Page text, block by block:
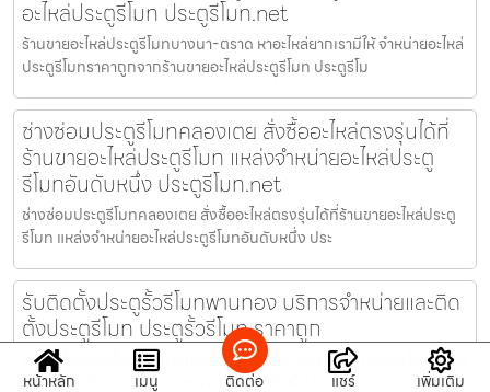
อะไหล่ประตูรีโมท ประตูรีโมท.net
ร้านขายอะไหล่ประตูรีโมทบางนา-ตราด หาอะไหล่ยากเรามีให้ จำหน่ายอะไหล่
ประตูรีโมทราคาถูกจากร้านขายอะไหล่ประตูรีโมท ประตูรีโม
ช่างซ่อมประตูรีโมทคลองเตย สั่งซื้ออะไหล่ตรงรุ่นได้ที่
ร้านขายอะไหล่ประตูรีโมท แหล่งจำหน่ายอะไหล่ประตู
รีโมทอันดับหนึ่ง ประตูรีโมท.net
ช่างซ่อมประตูรีโมทคลองเตย สั่งซื้ออะไหล่ตรงรุ่นได้ที่ร้านขายอะไหล่ประตู
รีโมท แหล่งจำหน่ายอะไหล่ประตูรีโมทอันดับหนึ่ง ประ
รับติดตั้งประตูรั้วรีโมทพานทอง บริการจำหน่ายและติด
ตั้งประตูรีโมท ประตูรั้วรีโมท ราคาถูก
รับติดตั้งประตูรั้วรีโมทพานทอง บริการจำหน่ายประตูรีโมทและอะไหล่ พร้อม
บริการติดตั้ง แบบครบวงจร ราคาถูก รับติดตั้งประตูรั้
หน้าหลัก เมนู ติดต่อ แชร์ เพิ่มเติม